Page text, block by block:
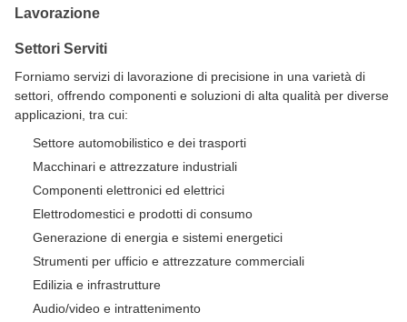
Lavorazione
Settori Serviti
Forniamo servizi di lavorazione di precisione in una varietà di
settori, offrendo componenti e soluzioni di alta qualità per diverse
applicazioni, tra cui:
Settore automobilistico e dei trasporti
Macchinari e attrezzature industriali
Componenti elettronici ed elettrici
Elettrodomestici e prodotti di consumo
Generazione di energia e sistemi energetici
Strumenti per ufficio e attrezzature commerciali
Edilizia e infrastrutture
Audio/video e intrattenimento